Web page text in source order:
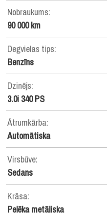
Nobraukums:
90 000 km
Degvielas tips:
Benzīns
Dzinējs:
3.0i 340 PS
Ātrumkārba:
Automātiska
Virsbūve:
Sedans
Krāsa:
Pelēka metāliska